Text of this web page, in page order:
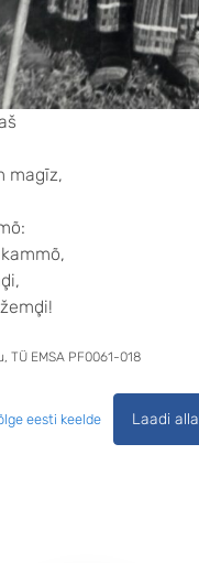
magīz,
TÜ EMSA PF0061-018
eesti keelde Laadi alla